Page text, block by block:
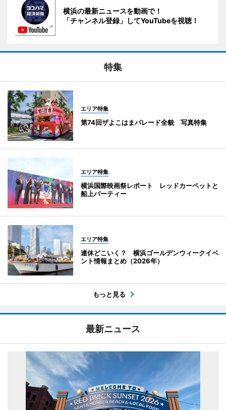
横浜の最新ニュースを動画で！
「チャンネル登録」してYouTubeを視聴！
特集
エリア特集
第74回ザよこはまパレード全貌 写真特集
エリア特集
横浜国際映画祭レポート レッドカーペットと
船上パーティー
エリア特集
連休どこいく？ 横浜ゴールデンウィークイベ
ント情報まとめ（2026年）
もっと見る
最新ニュース